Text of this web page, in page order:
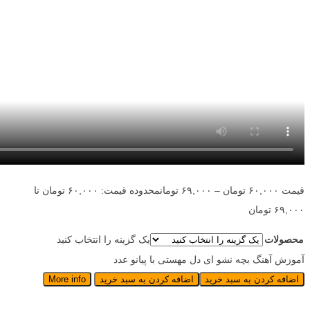
قیمت ۶۰,۰۰۰ تومان – ۶۹,۰۰۰ تومان
محدوده قیمت: ۶۰,۰۰۰ تومان تا
۶۹,۰۰۰ تومان
محصولات
یک گزینه را انتخاب کنید
آموزش آهنگ بچه نشو ای دل مهستی با پیانو عدد
اضافه کردن به سبد خرید اضافه کردن به سبد خرید More info